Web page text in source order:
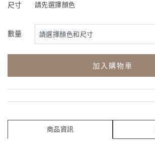
尺寸 請先選擇顏色
數量
加入購物車
商品資訊